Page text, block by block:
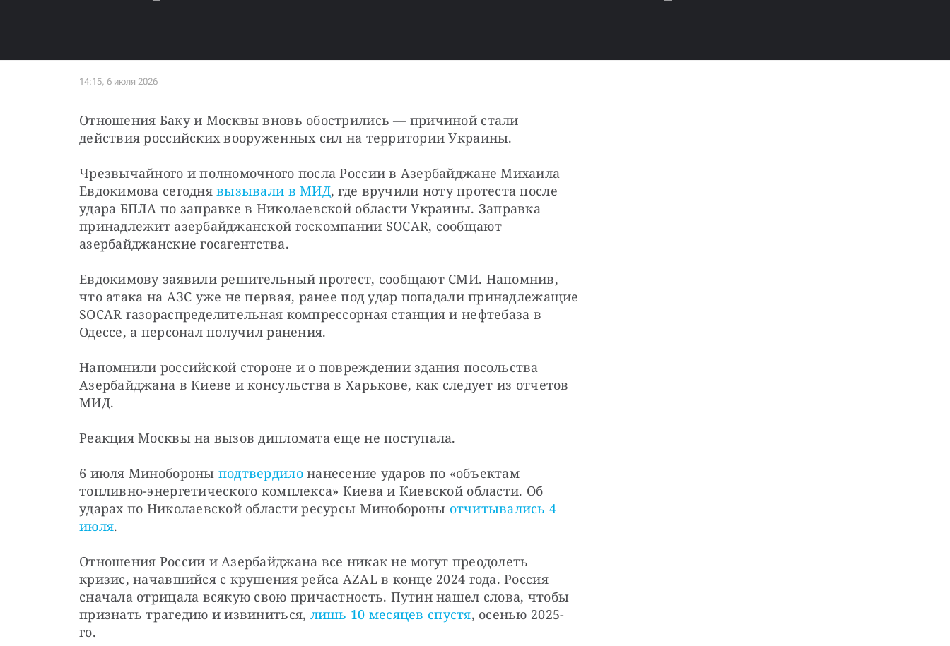
Отношения Баку и Москвы вновь обострились — причиной стали
действия российских вооруженных сил на территории Украины.
Чрезвычайного и полномочного посла России в Азербайджане Михаила
Евдокимова сегодня вызывали в МИД, где вручили ноту протеста после
удара БПЛА по заправке в Николаевской области Украины. Заправка
принадлежит азербайджанской госкомпании SOCAR, сообщают
азербайджанские госагентства.
Евдокимову заявили решительный протест, сообщают СМИ. Напомнив,
что атака на АЗС уже не первая, ранее под удар попадали принадлежащие
SOCAR газораспределительная компрессорная станция и нефтебаза в
Одессе, а персонал получил ранения.
Напомнили российской стороне и о повреждении здания посольства
Азербайджана в Киеве и консульства в Харькове, как следует из отчетов
МИД.
Реакция Москвы на вызов дипломата еще не поступала.
6 июля Минобороны подтвердило нанесение ударов по «объектам
топливно-энергетического комплекса» Киева и Киевской области. Об
ударах по Николаевской области ресурсы Минобороны отчитывались 4
июля.
Отношения России и Азербайджана все никак не могут преодолеть
кризис, начавшийся с крушения рейса AZAL в конце 2024 года. Россия
сначала отрицала всякую свою причастность. Путин нашел слова, чтобы
признать трагедию и извиниться, лишь 10 месяцев спустя, осенью 2025-
го.